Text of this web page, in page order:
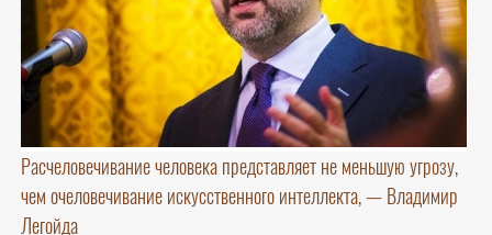
Расчеловечивание человека представляет не меньшую угрозу,
чем очеловечивание искусственного интеллекта, — Владимир
Легойда